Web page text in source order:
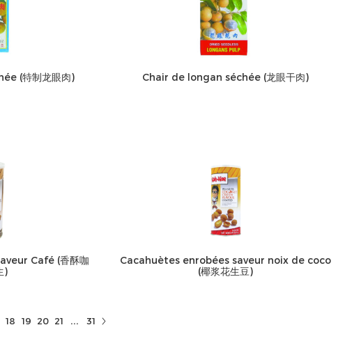
(特制龙眼肉) Chair de longan séchée (龙眼干肉)
Café (香酥咖
)
Cacahuètes enrobées saveur noix de coco
(椰浆花生豆)
18 19 20 21 ... 31